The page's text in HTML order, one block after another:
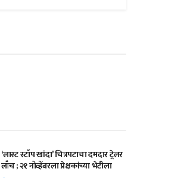
‘लास्ट स्टॉप खांदा’ चित्रपटाचा दमदार ट्रेलर
लाँच ; २१ नोव्हेंबरला प्रेक्षकांच्या भेटीला